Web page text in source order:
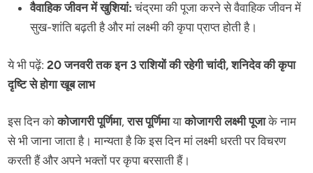
वैवाहिक जीवन में खुशियां: चंद्रमा की पूजा करने से वैवाहिक जीवन में
सुख-शांति बढ़ती है और मां लक्ष्मी की कृपा प्राप्त होती है।
ये भी पढ़ें:20 जनवरी तक इन 3 राशियों की रहेगी चांदी, शनिदेव की कृपा
दृष्टि से होगा खूब लाभ
इस दिन कोकोजागरी पूर्णिमा,रास पूर्णिमायाकोजागरी लक्ष्मी पूजाके नाम
से भी जाना जाता है। मान्यता है कि इस दिन मां लक्ष्मी धरती पर विचरण
करती हैं और अपने भक्तों पर कृपा बरसाती हैं।